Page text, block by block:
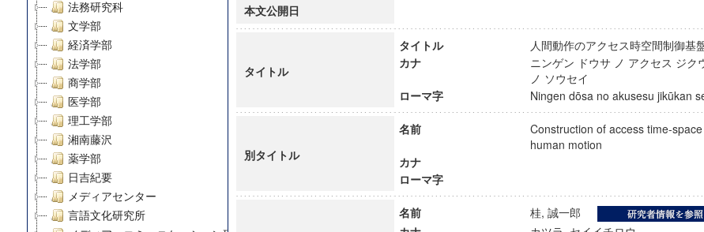
法務研究科
文学部
経済学部
法学部
商学部
医学部
理工学部
湘南藤沢
薬学部
日吉紀要
メディアセンター
言語文化研究所
本文公開日
タイトル
タイトル
人間動作のアクセス時空間制御
カナ
ニンゲン ドウサ ノ アクセス ジク
ノ ソウセイ
ローマ字
Ningen dōsa no akusesu jikūkan
別タイトル
名前
Construction of access time-
human motion
カナ
ローマ字
名前
桂, 誠一郎